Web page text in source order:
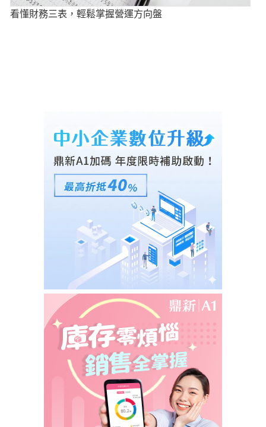
看懂財務三表，輕鬆掌握營運方向盤